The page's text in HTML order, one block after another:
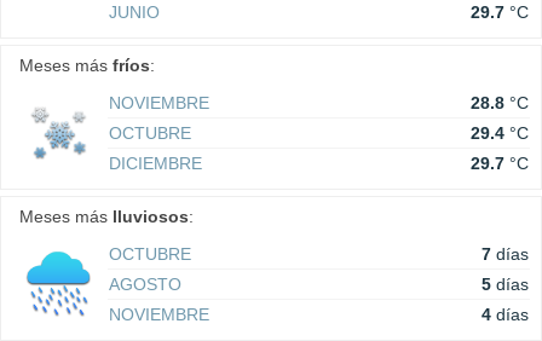
JUNIO
29.7 °C
Meses más fríos:
NOVIEMBRE
28.8 °C
OCTUBRE
29.4 °C
DICIEMBRE
29.7 °C
Meses más lluviosos:
OCTUBRE
7 días
AGOSTO
5 días
NOVIEMBRE
4 días